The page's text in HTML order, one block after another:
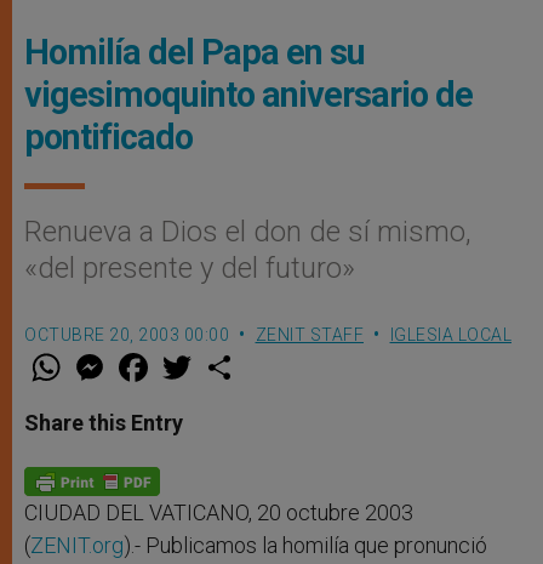
Homilía del Papa en su
vigesimoquinto aniversario de
pontificado
Renueva a Dios el don de sí mismo,
«del presente y del futuro»
OCTUBRE 20, 2003 00:00 ZENIT STAFF IGLESIA LOCAL
W
t
s
p
p
M
e
s
e
g
e
r
F
a
e
b
o
k
w
Share this Entry
CIUDAD DEL VATICANO, 20 octubre 2003
(ZENIT.org).- Publicamos la homilía que pronunció